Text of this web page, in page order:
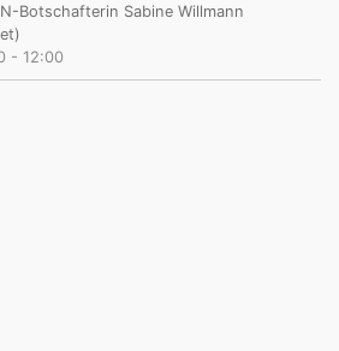
Botschafterin Sabine Willmann
- 12:00